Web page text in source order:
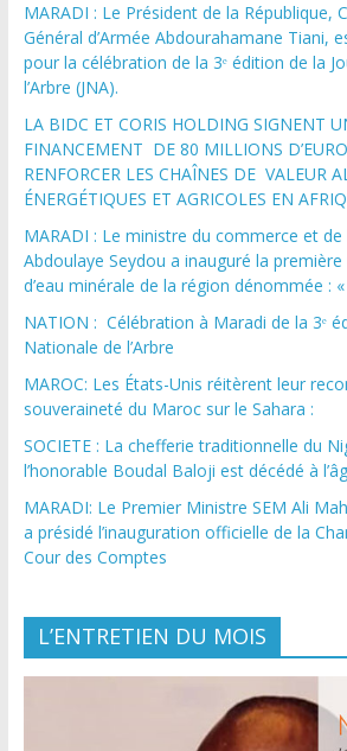
MARADI : Le Président de la République,
Général d’Armée Abdourahamane Tiani,
pour la célébration de la 3ᵉ édition de la
l’Arbre (JNA).
LA BIDC ET CORIS HOLDING SIGNENT
FINANCEMENT DE 80 MILLIONS
RENFORCER LES CHAÎNES DE VALEUR
ÉNERGÉTIQUES ET AGRICOLES EN
MARADI : Le ministre du commerce et de
Abdoulaye Seydou a inauguré la
d’eau minérale de la région dénommée :
NATION : Célébration à Maradi de la 3ᵉ
Nationale de l’Arbre
MAROC: Les États-Unis réitèrent leur
souveraineté du Maroc sur le Sahara :
SOCIETE : La chefferie traditionnelle du
l’honorable Boudal Baloji est décédé à
MARADI: Le Premier Ministre SEM Ali
a présidé l’inauguration officielle de la
Cour des Comptes
L’ENTRETIEN DU MOIS